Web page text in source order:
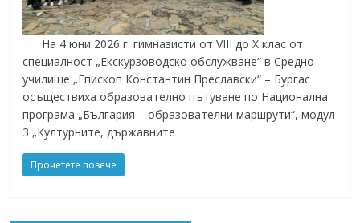
На 4 юни 2026 г. гимназисти от VIII до X клас от
специалност „Екскурзоводско обслужване“ в Средно
училище „Епископ Константин Преславски“ – Бургас
осъществиха образователно пътуване по Национална
програма „България – образователни маршрути“, модул
3 „Културните, държавните
Прочетете повече